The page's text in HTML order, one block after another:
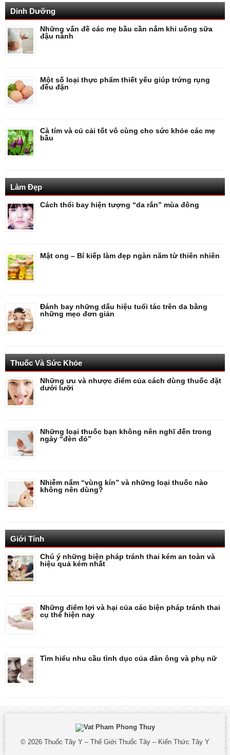
Dinh Dưỡng
Những vấn đề các mẹ bầu cần nắm khi uống sữa
đậu nành
Một số loại thực phẩm thiết yếu giúp trứng rụng
đều đặn
Cà tím và củ cải tốt vô cùng cho sức khỏe các mẹ
bầu
Làm Đẹp
Cách thổi bay hiện tượng “da rắn” mùa đông
Mật ong – Bí kiếp làm đẹp ngàn năm từ thiên nhiên
Đánh bay những dấu hiệu tuổi tác trên da bằng
những mẹo đơn giản
Thuốc Và Sức Khỏe
Những ưu và nhược điểm của cách dùng thuốc đặt
dưới lưỡi
Những loại thuốc bạn không nên nghĩ đến trong
ngày “đèn đỏ”
Nhiễm nấm “vùng kín” và những loại thuốc nào
không nên dùng?
Giới Tính
Chú ý những biện pháp tránh thai kém an toàn và
hiệu quả kém nhất
Những điểm lợi và hại của các biện pháp tránh thai
cụ thể hiện nay
Tìm hiểu nhu cầu tình dục của đàn ông và phụ nữ
© 2026 Thuốc Tây Y – Thế Giới Thuốc Tây – Kiến Thức Tây Y